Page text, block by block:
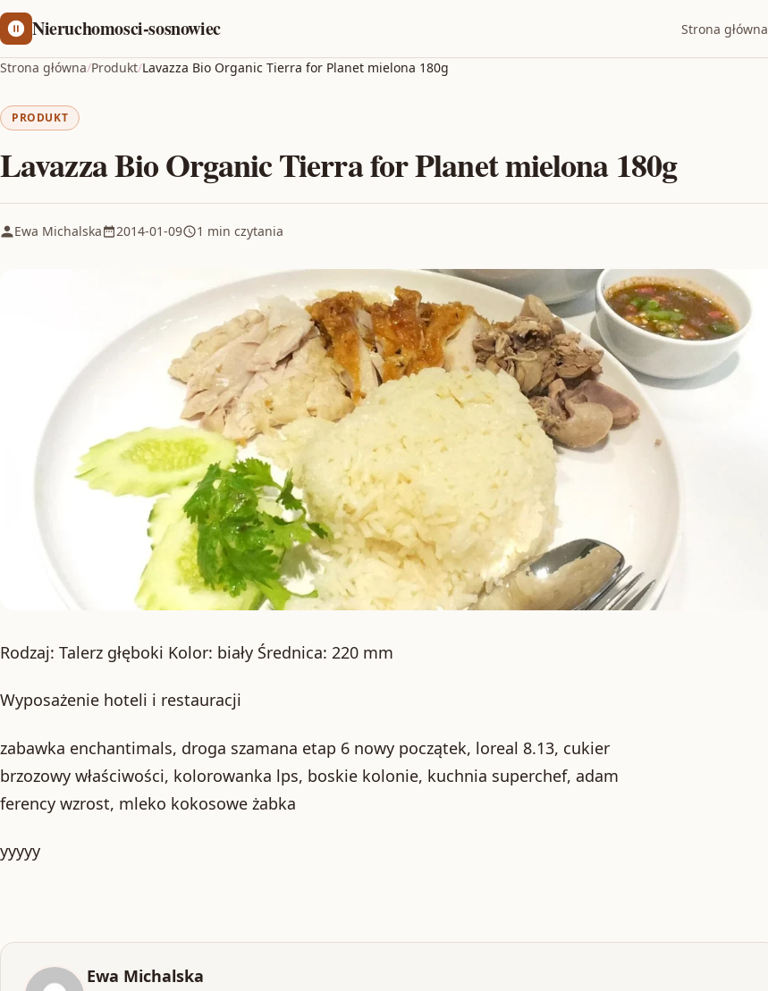
Nieruchomosci-sosnowiec Strona główna
Strona główna/Produkt/Lavazza Bio Organic Tierra for Planet mielona 180g
PRODUKT
Lavazza Bio Organic Tierra for Planet mielona 180g
Ewa Michalska 2014-01-09 1 min czytania
Rodzaj: Talerz głęboki Kolor: biały Średnica: 220 mm
Wyposażenie hoteli i restauracji
zabawka enchantimals, droga szamana etap 6 nowy początek, loreal 8.13, cukier
brzozowy właściwości, kolorowanka lps, boskie kolonie, kuchnia superchef, adam
ferency wzrost, mleko kokosowe żabka
yyyyy
Ewa Michalska